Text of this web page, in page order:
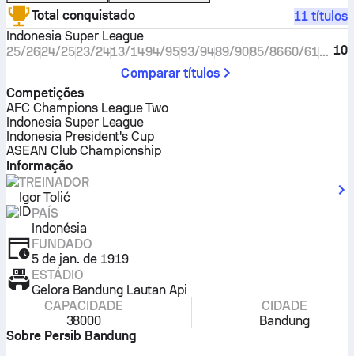
Total conquistado
11 títulos
Indonesia Super League
25/2624/2523/2413/1494/9593/9489/9085/8660/61
10
Comparar títulos
Competições
AFC Champions League Two
Indonesia Super League
Indonesia President's Cup
ASEAN Club Championship
Informação
TREINADOR
Igor Tolić
PAÍS
Indonésia
FUNDADO
5 de jan. de 1919
ESTÁDIO
Gelora Bandung Lautan Api
CAPACIDADE
38000
CIDADE
Bandung
Sobre Persib Bandung